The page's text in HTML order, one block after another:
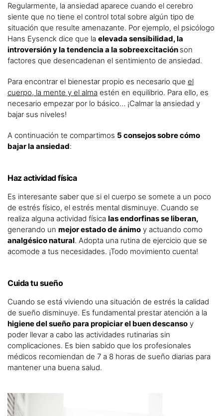
Regularmente, la ansiedad aparece cuando el cerebro
siente que no tiene el control total sobre algún tipo de
situación que resulte amenazante. Por ejemplo, el psicólogo
Hans Eysenck dice que la elevada sensibilidad, la
introversión y la tendencia a la sobreexcitación son
factores que desencadenan el sentimiento de ansiedad.
Para encontrar el bienestar propio es necesario que el
cuerpo, la mente y el alma estén en equilibrio. Para ello, es
necesario empezar por lo básico… ¡Calmar la ansiedad y
bajar sus niveles!
A continuación te compartimos 5 consejos sobre cómo
bajar la ansiedad:
Haz actividad física
Es interesante saber que si el cuerpo se somete a un poco
de estrés físico, el estrés mental disminuye. Cuando se
realiza alguna actividad física las endorfinas se liberan,
generando un mejor estado de ánimo y actuando como
analgésico natural. Adopta una rutina de ejercicio que se
acomode a tus necesidades. ¡Todo movimiento cuenta!
Cuida tu sueño
Cuando se está viviendo una situación de estrés la calidad
de sueño disminuye. Es fundamental prestar atención a la
higiene del sueño para propiciar el buen descanso y
poder llevar a cabo las actividades rutinarias sin
complicaciones. Es bien sabido que los profesionales
médicos recomiendan de 7 a 8 horas de sueño diarias para
mantener una buena salud.